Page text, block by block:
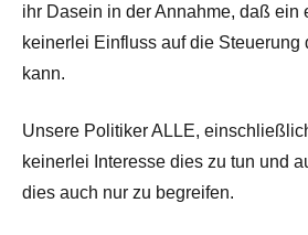
ihr Dasein in der Annahme, daß ein
keinerlei Einfluss auf die Steuerung
kann.
Unsere Politiker ALLE,
keinerlei Interesse dies zu tun und
dies auch nur zu begreifen.